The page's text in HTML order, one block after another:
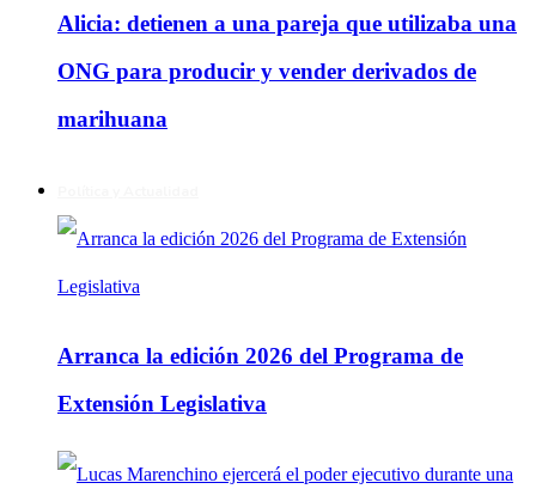
Alicia: detienen a una pareja que utilizaba una
ONG para producir y vender derivados de
marihuana
Arranca la edición 2026 del Programa de
Extensión Legislativa